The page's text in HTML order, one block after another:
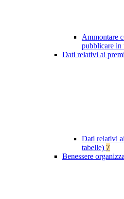
Ammontare
pubblicare in
Dati relativi ai premi
Dati relativi
tabelle) 7
Benessere